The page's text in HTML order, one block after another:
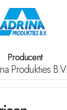
Producent
Produkties B.V.